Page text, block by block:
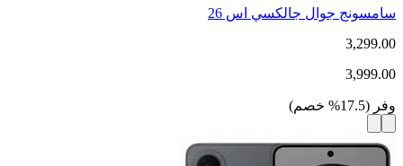
سامسونج جوال جالكسي اس 26
3,299.00
3,999.00
وفر (
17.5
% خصم)